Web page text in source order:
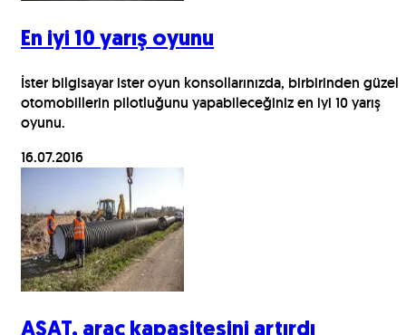
En iyi 10 yarış oyunu
İster bilgisayar ister oyun konsollarınızda, birbirinden güzel
otomobillerin pilotluğunu yapabileceğiniz en iyi 10 yarış
oyunu.
16.07.2016
ASAT, araç kapasitesini artırdı